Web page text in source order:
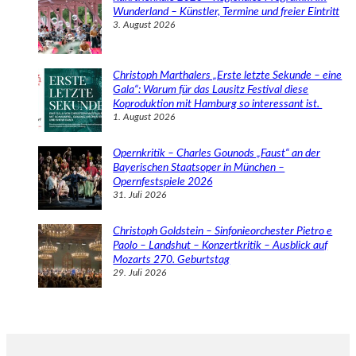
Wunderland – Künstler, Termine und freier Eintritt
3. August 2026
Christoph Marthalers „Erste letzte Sekunde – eine
Gala“: Warum für das Lausitz Festival diese
Koproduktion mit Hamburg so interessant ist.
1. August 2026
Opernkritik – Charles Gounods „Faust“ an der
Bayerischen Staatsoper in München –
Opernfestspiele 2026
31. Juli 2026
Christoph Goldstein – Sinfonieorchester Pietro e
Paolo – Landshut – Konzertkritik – Ausblick auf
Mozarts 270. Geburtstag
29. Juli 2026